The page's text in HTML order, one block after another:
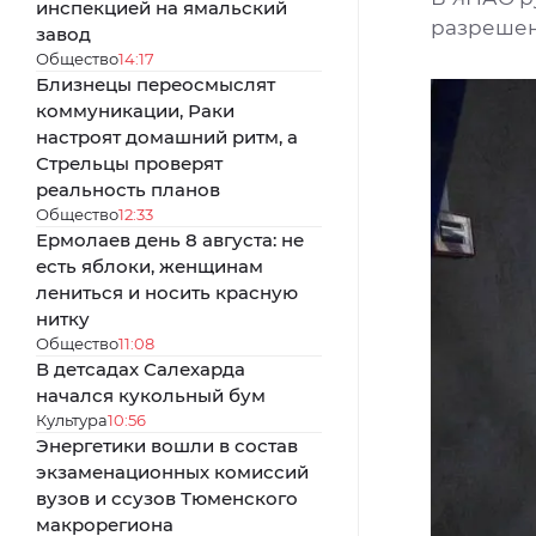
инспекцией на ямальский
завод
Общество14:17
Близнецы переосмыслят
коммуникации, Раки
настроят домашний ритм, а
Стрельцы проверят
реальность планов
Общество12:33
Ермолаев день 8 августа: не
есть яблоки, женщинам
лениться и носить красную
нитку
Общество11:08
В детсадах Салехарда
начался кукольный бум
Культура10:56
Энергетики вошли в состав
экзаменационных комиссий
вузов и ссузов Тюменского
макрорегиона